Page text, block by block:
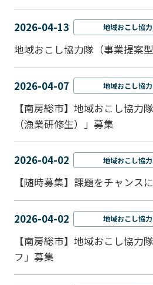
2026-04-13 地域おこし協
地域おこし協力隊（事業提案
2026-04-07 地域おこし協
【南房総市】地域おこし協力
（漁業研修生）」募集
2026-04-02 地域おこし協
【随時募集】課題をチャンス
2026-04-02 地域おこし協
【南房総市】地域おこし協力
フ」募集